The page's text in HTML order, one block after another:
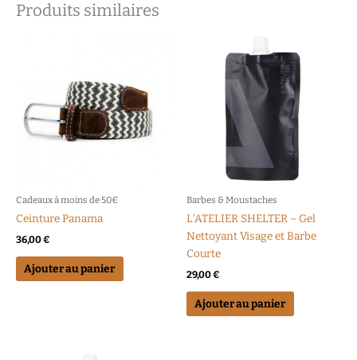
Produits similaires
Cadeaux à moins de 50€
Ceinture Panama
36,00€
Ajouter au panier
Barbes & Moustaches
L’ATELIER SHELTER – Gel
Nettoyant Visage et Barbe
Courte
29,00€
Ajouter au panier